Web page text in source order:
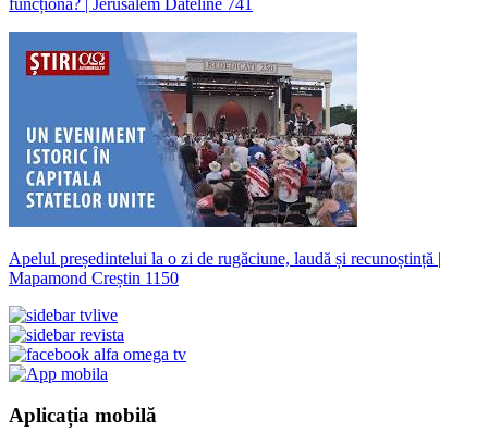
Apelul președintelui la o zi de rugăciune, laudă și recunoștință |
Mapamond Creștin 1150
Aplicația mobilă